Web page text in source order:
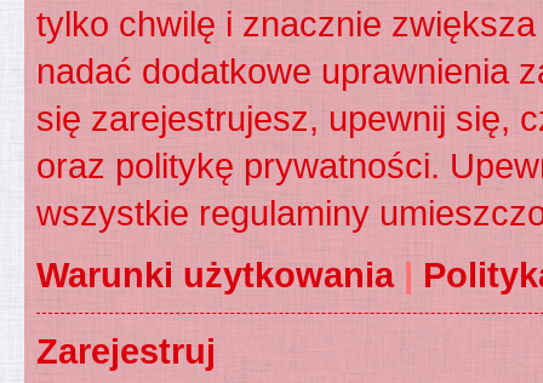
tylko chwilę i znacznie
nadać dodatkowe uprawnienia
się zarejestrujesz, upewnij się,
oraz politykę prywatności.
wszystkie regulaminy
Warunki użytkowania|
Zarejestruj